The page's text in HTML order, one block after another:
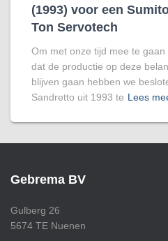
(1993) voor een
Ton Servotech
Om met onze tijd mee te
dat de productie op deze
blijven gaan hebben we
Sandretto uit 1993 te Lees
Gebrema BV
Gulberg 26
5674 TE Nuenen